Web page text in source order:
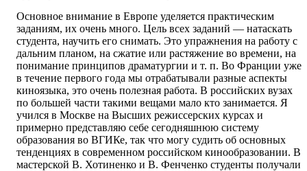
Основное внимание в Европе уделяется практическим
заданиям, их очень много. Цель всех заданий — натаскать
студента, научить его снимать. Это упражнения на работу с
дальним планом, на сжатие или растяжение во времени, на
понимание принципов драматургии и т. п. Во Франции уже
в течение первого года мы отрабатывали разные аспекты
киноязыка, это очень полезная работа. В российских вузах
по большей части такими вещами мало кто занимается. Я
учился в Москве на Высших режиссерских курсах и
примерно представляю себе сегодняшнюю систему
образования во ВГИКе, так что могу судить об основных
тенденциях в современном российском кинообразовании. В
мастерской В. Хотиненко и В. Фенченко студенты получали